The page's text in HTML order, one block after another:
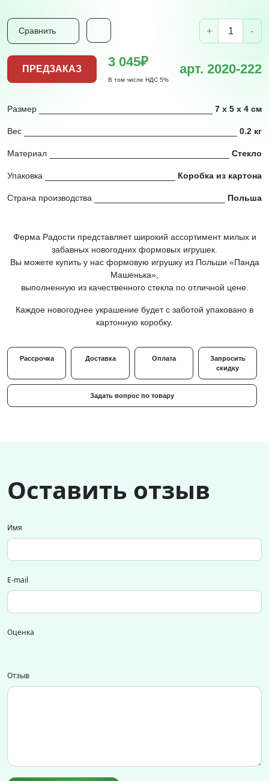
Сравнить + -
ПРЕДЗАКАЗ 3 045₽
В том числе НДС 5%
арт. 2020-222
Размер 7 х 5 х 4 см
Вес 0.2 кг
Материал Стекло
Упаковка Коробка из картона
Страна производства Польша
Ферма Радости представляет широкий ассортимент милых и
забавных новогодних формовых игрушек.
Вы можете купить у нас формовую игрушку из Польши «Панда
Машенька»,
выполненную из качественного стекла по отличной цене.
Каждое новогоднее украшение будет с заботой упаковано в
картонную коробку.
Рассрочка Доставка Оплата
Запросить
скидку
Задать вопрос по товару
Оставить отзыв
Имя
E-mail
Оценка
Отзыв